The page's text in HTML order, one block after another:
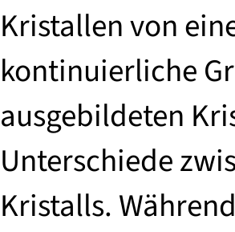
Kristallen von
kontinuierliche
ausgebildeten
Unterschiede
Kristalls.